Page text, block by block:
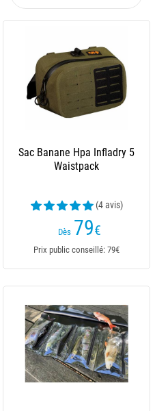
Sac Banane Hpa Infladry 5
Waistpack
(4 avis)
Dès 79€
Prix public conseillé: 79€